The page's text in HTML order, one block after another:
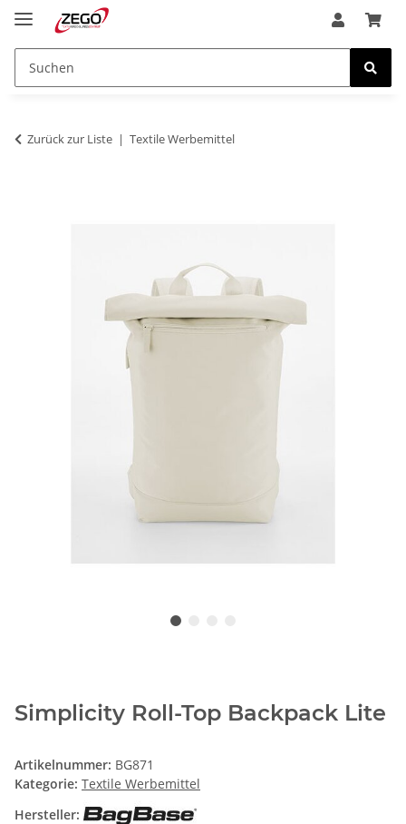
Zurück zur Liste Textile Werbemittel
Simplicity Roll-Top Backpack Lite
Artikelnummer: BG871
Kategorie: Textile Werbemittel
Hersteller: